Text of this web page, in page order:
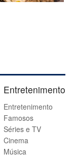
Entretenimento
Entretenimento
Famosos
Séries e TV
Cinema
Música